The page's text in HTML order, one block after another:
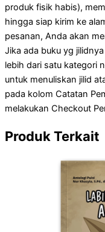
produk fisik habis),
hingga siap kirim ke
pesanan, Anda akan
Jika ada buku yg
lebih dari satu kategori
untuk menuliskan jilid
pada kolom Catatan
melakukan Checkout
Produk Terkait